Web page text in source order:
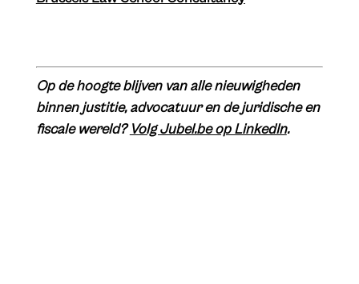
Op de hoogte blijven van alle nieuwigheden
binnen justitie, advocatuur en de juridische en
fiscale wereld?Volg Jubel.be op LinkedIn.